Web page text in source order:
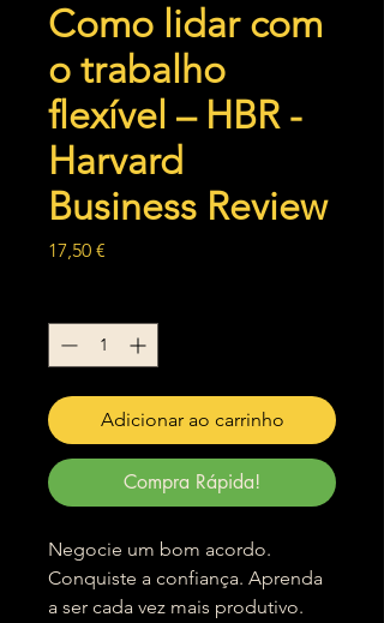
Como lidar com
o trabalho
flexível – HBR -
Harvard
Business Review
17,50 €
Adicionar ao carrinho
Compra Rápida!
Negocie um bom acordo.
Conquiste a confiança. Aprenda
a ser cada vez mais produtivo.